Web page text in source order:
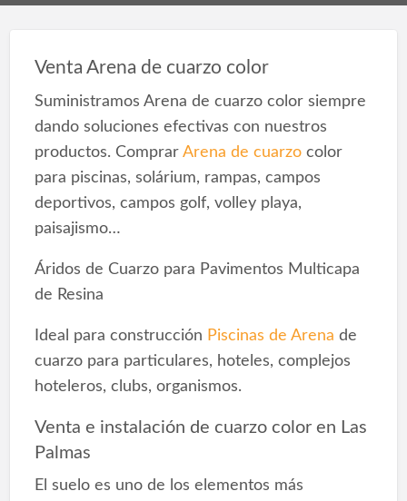
Venta Arena de cuarzo color
Suministramos Arena de cuarzo color siempre
dando soluciones efectivas con nuestros
productos. Comprar Arena de cuarzocolor
para piscinas, solárium, rampas, campos
deportivos, campos golf, volley playa,
paisajismo…
Áridos de Cuarzo para Pavimentos Multicapa
de Resina
Ideal para construcción Piscinas de Arena de
cuarzo para particulares, hoteles, complejos
hoteleros, clubs, organismos.
Venta e instalación de cuarzo color en Las
Palmas
El suelo es uno de los elementos más